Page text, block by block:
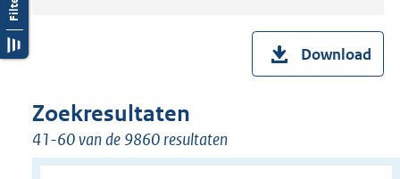
Download
Zoekresultaten
41-60 van de 9860 resultaten